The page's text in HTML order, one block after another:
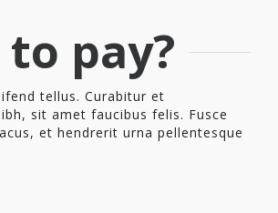
pay?
tellus. Curabitur et
sit amet faucibus felis. Fusce
et hendrerit urna pellentesque